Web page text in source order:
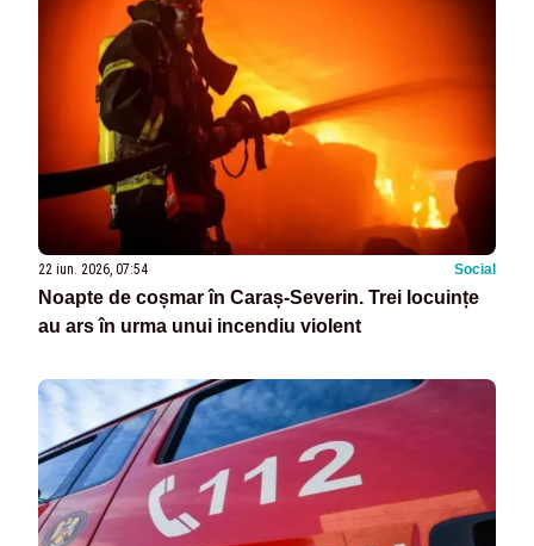
22 iun. 2026, 07:54 Social
Noapte de coșmar în Caraș-Severin. Trei locuințe
au ars în urma unui incendiu violent